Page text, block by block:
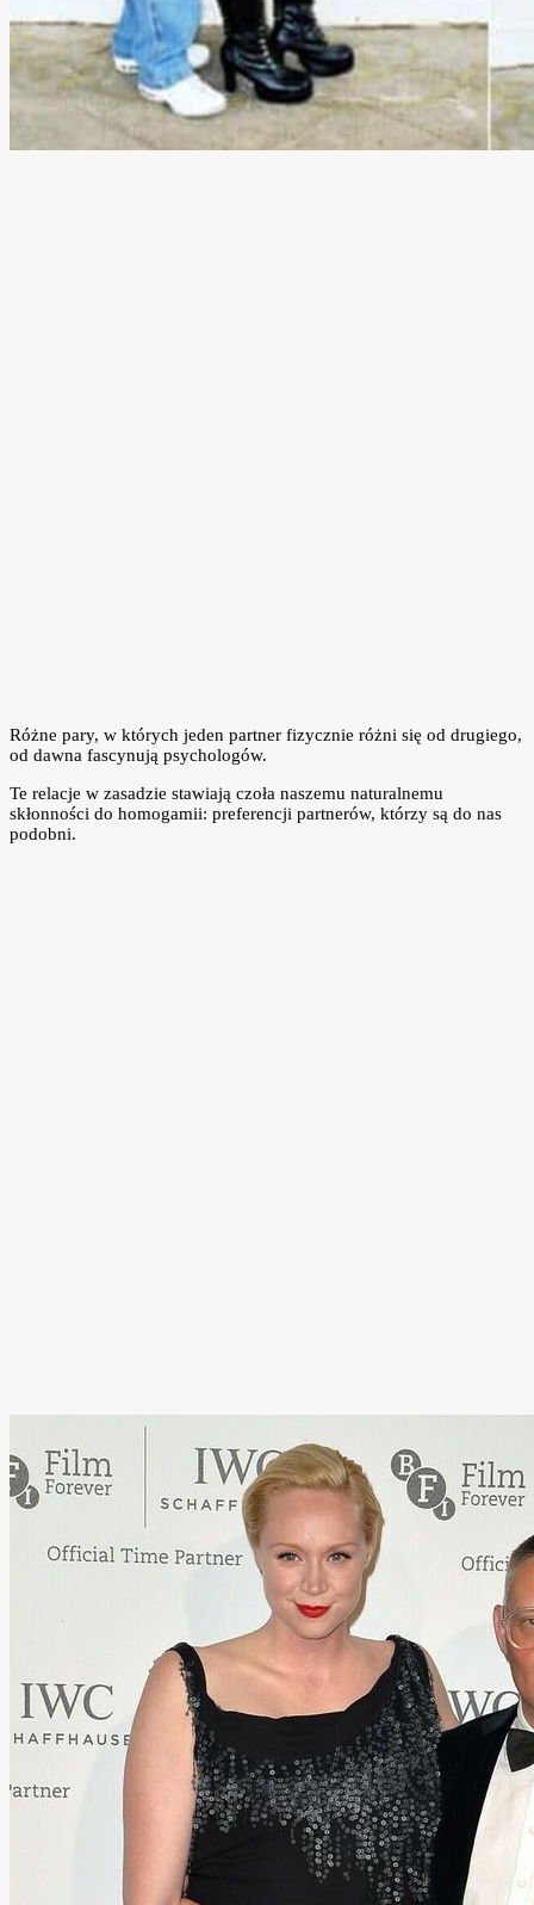
Różne pary, w których jeden partner fizycznie różni się od drugiego,
od dawna fascynują psychologów.
Te relacje w zasadzie stawiają czoła naszemu naturalnemu
skłonności do homogamii: preferencji partnerów, którzy są do nas
podobni.